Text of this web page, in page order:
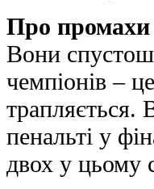
Про промахи
Вони
чемпіонів –
трапляється.
пенальті у
двох у цьому